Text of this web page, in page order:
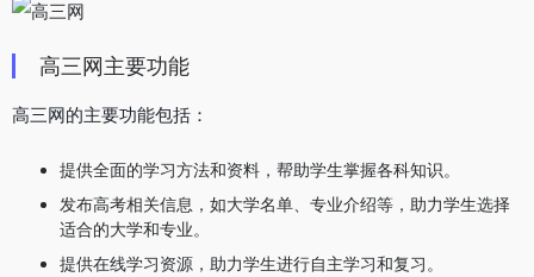
高三网主要功能
高三网的主要功能包括：
提供全面的学习方法和资料，帮助学生掌握各科知识。
发布高考相关信息，如大学名单、专业介绍等，助力学生选择
适合的大学和专业。
提供在线学习资源，助力学生进行自主学习和复习。